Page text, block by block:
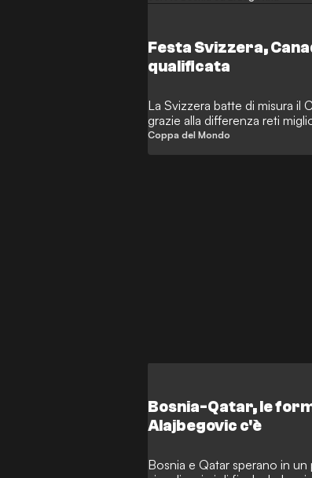
Festa Svizzera,
qualificata
La Svizzera batte di misura il
grazie alla differenza reti
anche Dzeko e compagni
Coppa del Mondo
Bosnia-Qatar, le
Alajbegovic c'è
Bosnia e Qatar sperano in